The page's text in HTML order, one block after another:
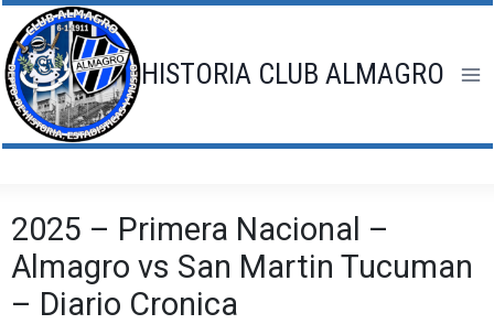
Saltar
al
contenido
HISTORIA CLUB ALMAGRO
2025 – Primera Nacional –
Almagro vs San Martin Tucuman
– Diario Cronica